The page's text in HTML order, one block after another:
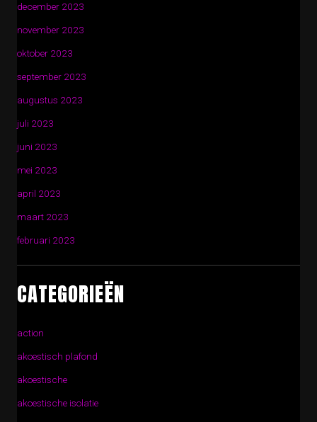
december 2023
november 2023
oktober 2023
september 2023
augustus 2023
juli 2023
juni 2023
mei 2023
april 2023
maart 2023
februari 2023
CATEGORIEËN
action
akoestisch plafond
akoestische
akoestische isolatie